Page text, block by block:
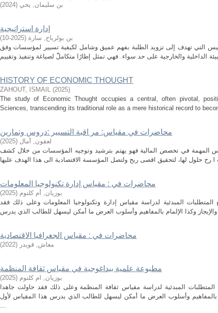
بن سليمان, يحي (
2024
)
إدارة استراتيجية
بن بولرباح, سارة (
2025-10
)
التي تهدف إلى تزويد الطلبة بفهم عميق وشامل لكيفية تسيير لمؤسسات وفق
HISTORY OF ECONOMIC THOUGHT
ZAHOUT, ISMAIL (2025)
The study of Economic Thought occupies a central, often pivotal,
Sciences, transcending its traditional role as a mere historical record to
محاضرات في مقياس: مر اقبة التسيير :دروس وتمارين
لعقون, أمال (
2025
)
المهمة في تخصص المالية فهو يهتم بترشيد وتوجيه المؤسسات من خلال كشف
محاضرات في : مقياس إدارة تكنولوجيا المعلومات
بوزيان, أم كلتوم (
2025
)
المبدئية لدراسة مقياس إدارة وتكنولوجيا المعلومات وعلى ذلك فقد
محاضرات في : مقياس الجغرافيا الاقتصادية
معاش, قويدر (
2022
)
مطبوعة علمية بيداغوجية في مقياس ثقافة المنظمة
بوزيان, ام كلتوم (
2025
)
المبدئية لدراسة مقياس ثقافة المنظمة وعلى ذلك فقد حاولت جاهدا
بالمفاهيم وأسلوب العرض ما أمكن ليسهل للطالب الذي يدرس هذا المقياس لأول
...